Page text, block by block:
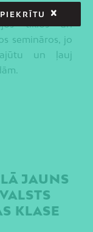
sekot līdz
tīklos un
semināros, jo
un ļauj
JAUNS
KLASE